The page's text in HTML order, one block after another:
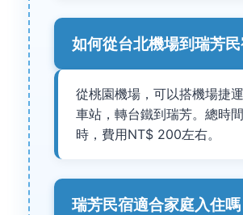
如何從台北機場到瑞芳民
從桃園機場，可以搭機場捷
車站，轉台鐵到瑞芳。總時
時，費用NT$ 200左右。
瑞芳民宿適合家庭入住嗎